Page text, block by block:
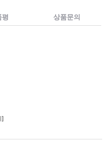
평 상품문의
]